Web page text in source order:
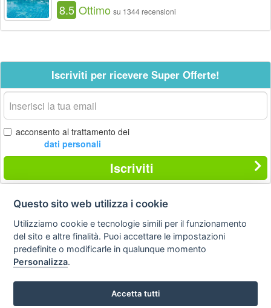
8.5 Ottimo su 1344 recensioni
Iscriviti per ricevere Super Offerte!
La
tua
email
acconsento al trattamento dei
dati personali
Iscriviti
Contatti
Privacy
policy
legale
Preferenze cookie
STA Sunny Travel Agency
Questo sito web utilizza i cookie
Utilizziamo cookie e tecnologie simili per il funzionamento
del sito e altre finalità. Puoi accettare le impostazioni
predefinite o modificarle in qualunque momento
Personalizza.
Accetta tutti